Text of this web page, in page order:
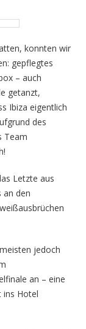
konnten wir
gepflegtes
– auch
getanzt,
Ibiza eigentlich
des
Team
Letzte aus
an den
jedoch
an – eine
ins Hotel